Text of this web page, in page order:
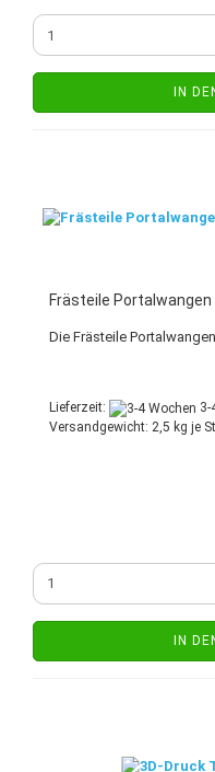
IN
Frästeile
Die Frästeile
Lieferzeit: 3-
Versandgewicht: 2,5 kg je
IN